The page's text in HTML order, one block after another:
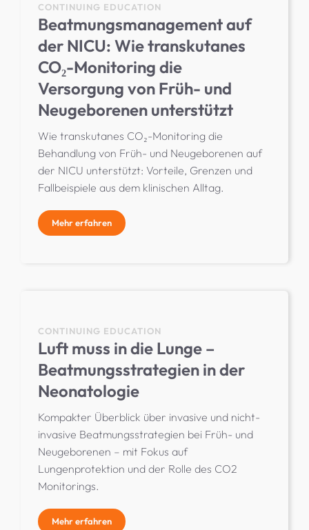
CONTINUING EDUCATION
Beatmungsmanagement auf
der NICU: Wie transkutanes
CO₂-Monitoring die
Versorgung von Früh- und
Neugeborenen unterstützt
Wie transkutanes CO₂-Monitoring die
Behandlung von Früh- und Neugeborenen auf
der NICU unterstützt: Vorteile, Grenzen und
Fallbeispiele aus dem klinischen Alltag.
Mehr erfahren
CONTINUING EDUCATION
Luft muss in die Lunge –
Beatmungsstrategien in der
Neonatologie
Kompakter Überblick über invasive und nicht-
invasive Beatmungsstrategien bei Früh- und
Neugeborenen – mit Fokus auf
Lungenprotektion und der Rolle des CO2
Monitorings.
Mehr erfahren